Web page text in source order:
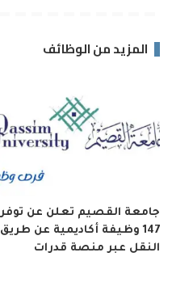
المزيد من الوظائف
جامعة القصيم تعلن عن توفر
147 وظيفة أكاديمية عن طريق
النقل عبر منصة قدرات